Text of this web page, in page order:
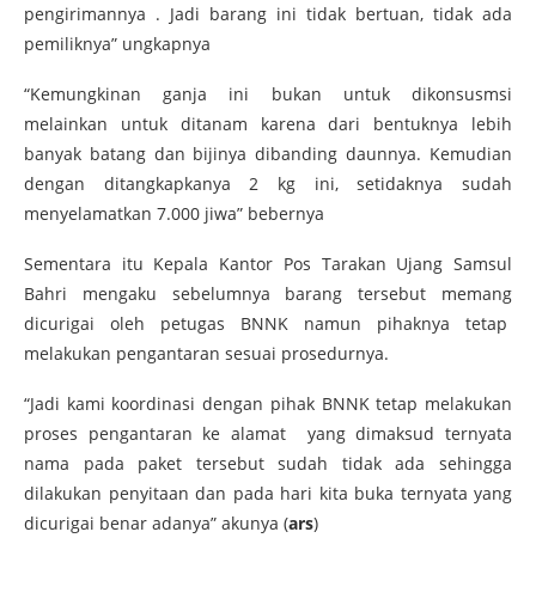
pengirimannya . Jadi barang ini tidak bertuan, tidak ada
pemiliknya” ungkapnya
“Kemungkinan ganja ini bukan untuk dikonsusmsi
melainkan untuk ditanam karena dari bentuknya lebih
banyak batang dan bijinya dibanding daunnya. Kemudian
dengan ditangkapkanya 2 kg ini, setidaknya sudah
menyelamatkan 7.000 jiwa” bebernya
Sementara itu Kepala Kantor Pos Tarakan Ujang Samsul
Bahri mengaku sebelumnya barang tersebut memang
dicurigai oleh petugas BNNK namun pihaknya tetap
melakukan pengantaran sesuai prosedurnya.
“Jadi kami koordinasi dengan pihak BNNK tetap melakukan
proses pengantaran ke alamat yang dimaksud ternyata
nama pada paket tersebut sudah tidak ada sehingga
dilakukan penyitaan dan pada hari kita buka ternyata yang
dicurigai benar adanya” akunya (ars)